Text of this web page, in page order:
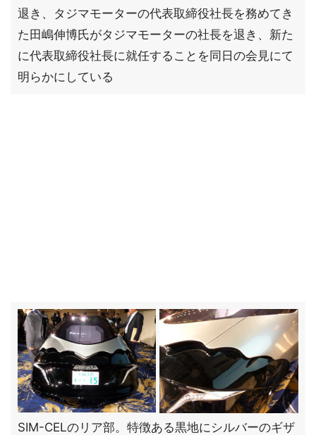
退き、タジマモーターの代表取締役社長を務めてき
た田嶋伸博氏がタジマモーターの社長を退き、新た
に代表取締役社長に就任することを同日の会見にて
明らかにしている
SIM-CELのリア部。特徴ある黒地にシルバーのギザ